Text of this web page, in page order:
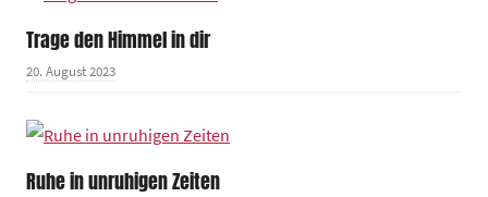
Trage den Himmel in dir
20. August 2023
Ruhe in unruhigen Zeiten